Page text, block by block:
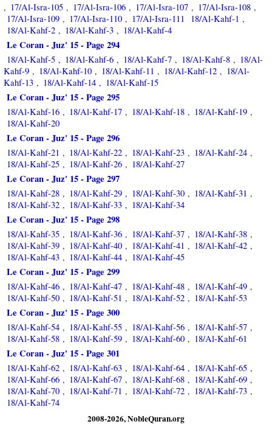
, 17/Al-Isra-105 , 17/Al-Isra-106 , 17/Al-Isra-107 , 17/Al-Isra-108 ,
17/Al-Isra-109 , 17/Al-Isra-110 , 17/Al-Isra-111 18/Al-Kahf-1 ,
18/Al-Kahf-2 , 18/Al-Kahf-3 , 18/Al-Kahf-4
Le Coran - Juz' 15 - Page 294
18/Al-Kahf-5 , 18/Al-Kahf-6 , 18/Al-Kahf-7 , 18/Al-Kahf-8 , 18/Al-
Kahf-9 , 18/Al-Kahf-10 , 18/Al-Kahf-11 , 18/Al-Kahf-12 , 18/Al-
Kahf-13 , 18/Al-Kahf-14 , 18/Al-Kahf-15
Le Coran - Juz' 15 - Page 295
18/Al-Kahf-16 , 18/Al-Kahf-17 , 18/Al-Kahf-18 , 18/Al-Kahf-19 ,
18/Al-Kahf-20
Le Coran - Juz' 15 - Page 296
18/Al-Kahf-21 , 18/Al-Kahf-22 , 18/Al-Kahf-23 , 18/Al-Kahf-24 ,
18/Al-Kahf-25 , 18/Al-Kahf-26 , 18/Al-Kahf-27
Le Coran - Juz' 15 - Page 297
18/Al-Kahf-28 , 18/Al-Kahf-29 , 18/Al-Kahf-30 , 18/Al-Kahf-31 ,
18/Al-Kahf-32 , 18/Al-Kahf-33 , 18/Al-Kahf-34
Le Coran - Juz' 15 - Page 298
18/Al-Kahf-35 , 18/Al-Kahf-36 , 18/Al-Kahf-37 , 18/Al-Kahf-38 ,
18/Al-Kahf-39 , 18/Al-Kahf-40 , 18/Al-Kahf-41 , 18/Al-Kahf-42 ,
18/Al-Kahf-43 , 18/Al-Kahf-44 , 18/Al-Kahf-45
Le Coran - Juz' 15 - Page 299
18/Al-Kahf-46 , 18/Al-Kahf-47 , 18/Al-Kahf-48 , 18/Al-Kahf-49 ,
18/Al-Kahf-50 , 18/Al-Kahf-51 , 18/Al-Kahf-52 , 18/Al-Kahf-53
Le Coran - Juz' 15 - Page 300
18/Al-Kahf-54 , 18/Al-Kahf-55 , 18/Al-Kahf-56 , 18/Al-Kahf-57 ,
18/Al-Kahf-58 , 18/Al-Kahf-59 , 18/Al-Kahf-60 , 18/Al-Kahf-61
Le Coran - Juz' 15 - Page 301
18/Al-Kahf-62 , 18/Al-Kahf-63 , 18/Al-Kahf-64 , 18/Al-Kahf-65 ,
18/Al-Kahf-66 , 18/Al-Kahf-67 , 18/Al-Kahf-68 , 18/Al-Kahf-69 ,
18/Al-Kahf-70 , 18/Al-Kahf-71 , 18/Al-Kahf-72 , 18/Al-Kahf-73 ,
18/Al-Kahf-74
2008-2026, NobleQuran.org